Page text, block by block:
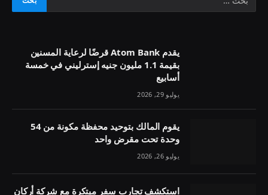
يقدم Atom Bank قرضًا لرعاية المسنين
بقيمة 1.1 مليون جنيه إسترليني في خمسة
أسابيع
يوليو 29, 2026
يقوم المالك بتوحيد محفظة مكونة من 54
وحدة تحت مقرض واحد
يوليو 26, 2026
استكشف تجارب سفر مبتكرة مع شركة أركان